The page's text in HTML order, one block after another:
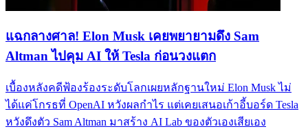
แฉกลางศาล! Elon Musk เคยพยายามดึง Sam
Altman ไปคุม AI ให้ Tesla ก่อนวงแตก
เบื้องหลังคดีฟ้องร้องระดับโลกเผยหลักฐานใหม่ Elon Musk ไม่
ได้แค่โกรธที่ OpenAI หวังผลกำไร แต่เคยเสนอเก้าอี้บอร์ด Tesla
หวังดึงตัว Sam Altman มาสร้าง AI Lab ของตัวเองเสียเอง